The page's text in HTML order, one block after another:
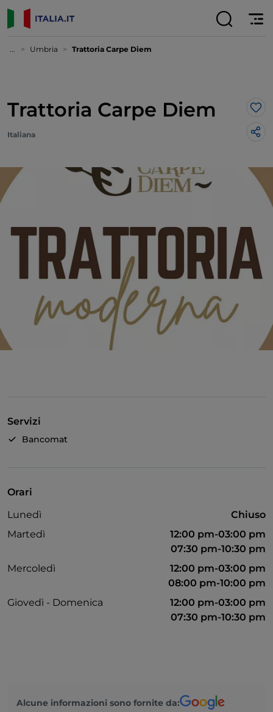
... Umbria Trattoria Carpe Diem
Trattoria Carpe Diem
Italiana
Servizi
Bancomat
Orari
Lunedì
Chiuso
Martedì
12:00 pm-03:00 pm
07:30 pm-10:30 pm
Mercoledì
12:00 pm-03:00 pm
08:00 pm-10:00 pm
Giovedì - Domenica
12:00 pm-03:00 pm
07:30 pm-10:30 pm
Alcune informazioni sono fornite da: